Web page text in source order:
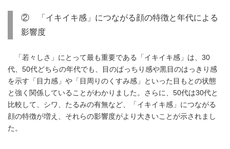
② 「イキイキ感」につながる顔の特徴と年代による
影響度
「若々しさ」にとって最も重要である「イキイキ感」は、30
代、50代どちらの年代でも、目のぱっちり感や黒目のはっきり感
を示す「目力感」や「目周りのくすみ感」といった目もとの状態
と強く関係していることがわかりました。さらに、50代は30代と
比較して、シワ、たるみの有無など、「イキイキ感」につながる
顔の特徴が増え、それらの影響度がより大きいことが示されまし
た。